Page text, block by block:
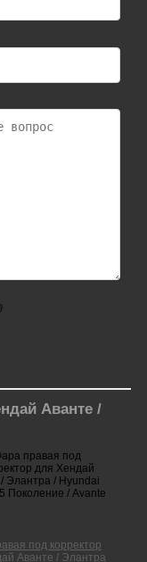
Аванте /
под корректор
Аванте / Элантра